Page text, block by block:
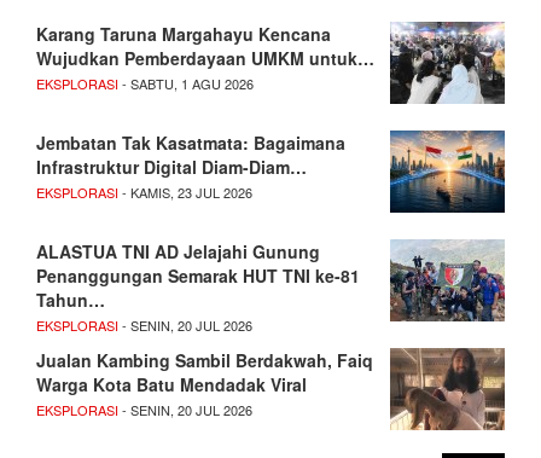
Karang Taruna Margahayu Kencana
Wujudkan Pemberdayaan UMKM untuk…
EKSPLORASI- SABTU, 1 AGU 2026
Jembatan Tak Kasatmata: Bagaimana
Infrastruktur Digital Diam-Diam…
EKSPLORASI- KAMIS, 23 JUL 2026
ALASTUA TNI AD Jelajahi Gunung
Penanggungan Semarak HUT TNI ke-81
Tahun…
EKSPLORASI- SENIN, 20 JUL 2026
Jualan Kambing Sambil Berdakwah, Faiq
Warga Kota Batu Mendadak Viral
EKSPLORASI- SENIN, 20 JUL 2026